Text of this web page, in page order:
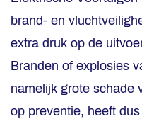
brand- en
extra druk op de
Branden of explosies
namelijk grote schade
op preventie, heeft